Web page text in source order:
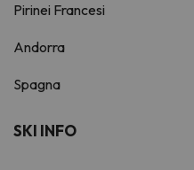
Pirinei Francesi
Andorra
Spagna
SKI INFO